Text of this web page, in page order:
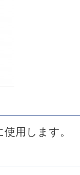
用します。